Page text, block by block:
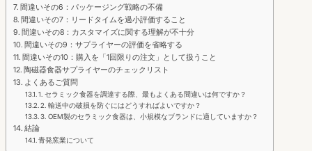
間違いその6：パッケージング戦略の不備
間違いその7：リードタイムを過小評価すること
間違いその8：カスタマイズに関する理解が不十分
間違いその9：サプライヤーの評価を省略する
間違いその10：購入を「1回限りの注文」として扱うこと
陶磁器食器サプライヤーのチェックリスト
よくあるご質問
1. セラミック食器を調達する際、最もよくある間違いは何ですか？
2. 輸送中の破損を防ぐにはどうすればよいですか？
3. OEM製のセラミック食器は、小規模なブランドに適していますか？
結論
青発窯業について